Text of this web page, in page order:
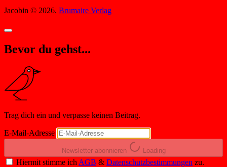
Jacobin © 2026. Brumaire Verlag
Bevor du gehst...
Trag dich ein und verpasse keinen Beitrag.
E-Mail-Adresse
Newsletter abonnieren Loading
Hiermit stimme ich AGB & Datenschutzbestimmungen zu.